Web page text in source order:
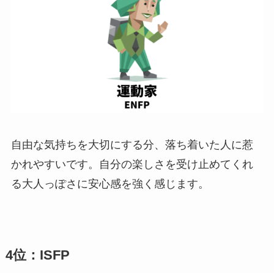
自由な気持ちを大切にする分、落ち着いた人に惹
かれやすいです。自分の楽しさを受け止めてくれ
る大人っぽさに安心感を強く感じます。
4位：ISFP